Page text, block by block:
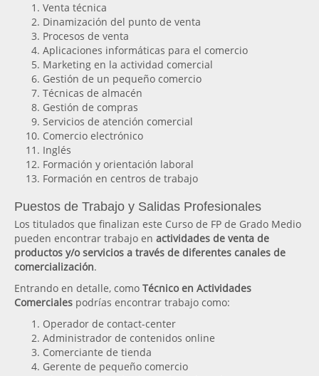
Venta técnica
Dinamización del punto de venta
Procesos de venta
Aplicaciones informáticas para el comercio
Marketing en la actividad comercial
Gestión de un pequeño comercio
Técnicas de almacén
Gestión de compras
Servicios de atención comercial
Comercio electrónico
Inglés
Formación y orientación laboral
Formación en centros de trabajo
Puestos de Trabajo y Salidas Profesionales
Los titulados que finalizan este Curso de FP de Grado Medio
pueden encontrar trabajo en actividades de venta de
productos y/o servicios a través de diferentes canales de
comercialización.
Entrando en detalle, como Técnico en Actividades
Comerciales podrías encontrar trabajo como:
Operador de contact-center
Administrador de contenidos online
Comerciante de tienda
Gerente de pequeño comercio